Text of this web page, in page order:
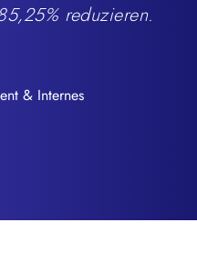
reduzieren.
& Internes